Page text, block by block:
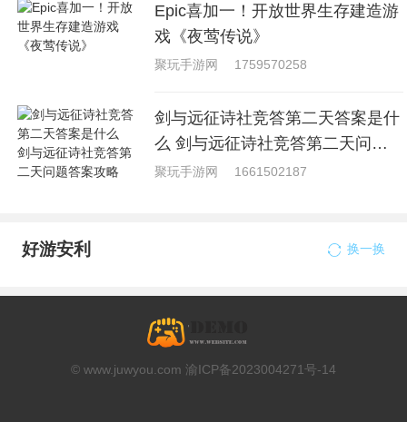
Epic喜加一！开放世界生存建造游
戏《夜莺传说》
聚玩手游网 1759570258
剑与远征诗社竞答第二天答案是什
么 剑与远征诗社竞答第二天问题
答案攻略
聚玩手游网 1661502187
好游安利 换一换
© www.juwyou.com 渝ICP备2023004271号-14